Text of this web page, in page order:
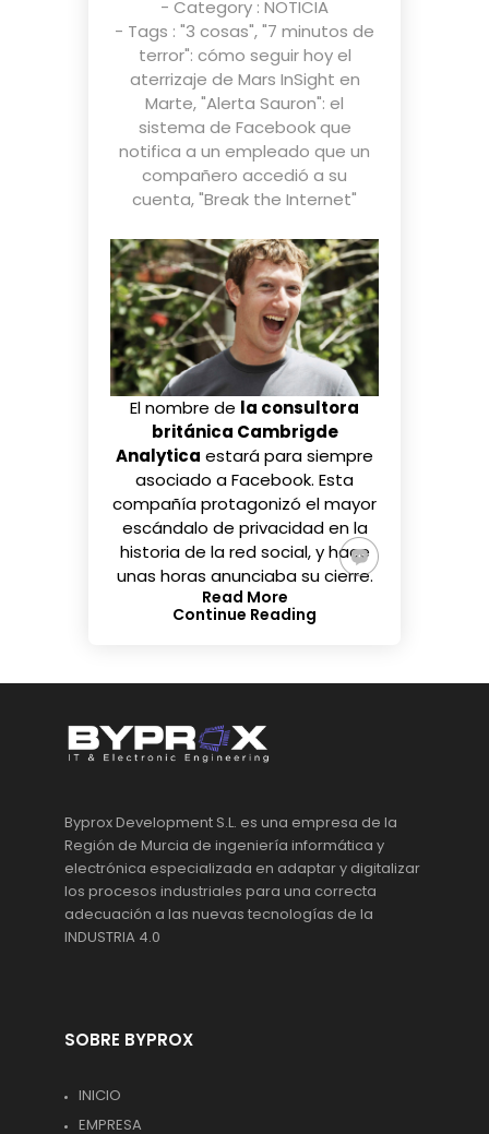
- Category : NOTICIA
- Tags : "3 cosas","7 minutos de
terror": cómo seguir hoy el
aterrizaje de Mars InSight en
Marte,"Alerta Sauron": el
sistema de Facebook que
notifica a un empleado que un
compañero accedió a su
cuenta,"Break the Internet"
El nombre de la consultora
británica Cambrigde
Analytica estará para siempre
asociado a Facebook. Esta
compañía protagonizó el mayor
escándalo de privacidad en la
historia de la red social, y hace
unas horas anunciaba su cierre.
Read More
Continue Reading
Byprox Development S.L. es una empresa de la
Región de Murcia de ingeniería informática y
electrónica especializada en adaptar y digitalizar
los procesos industriales para una correcta
adecuación a las nuevas tecnologías de la
INDUSTRIA 4.0
SOBRE BYPROX
INICIO
EMPRESA